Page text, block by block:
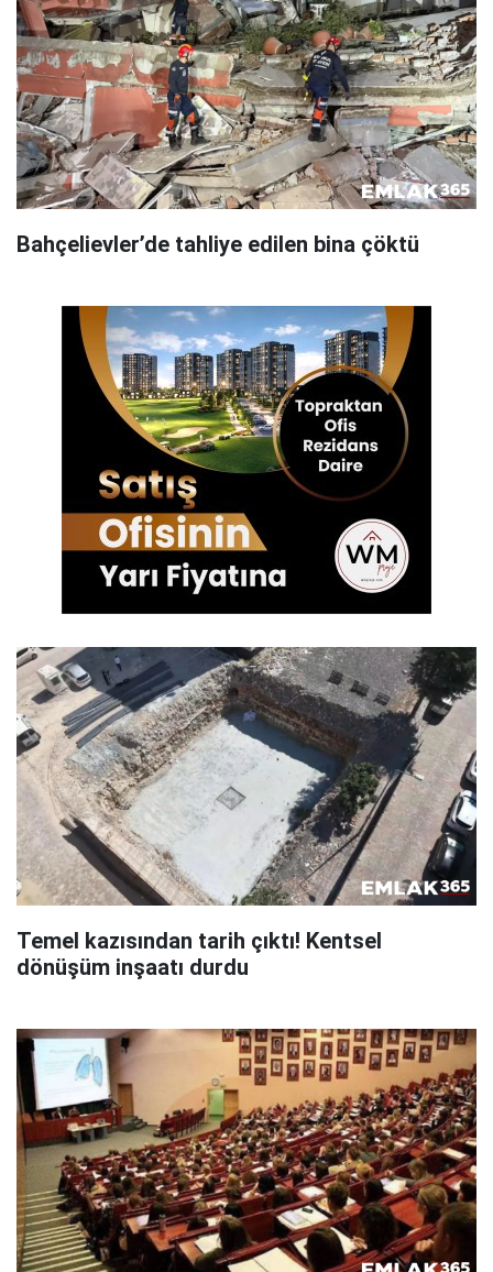
Bahçelievler’de tahliye edilen bina çöktü
Temel kazısından tarih çıktı! Kentsel
dönüşüm inşaatı durdu